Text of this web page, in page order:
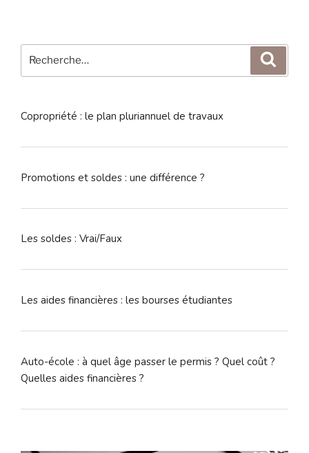
pour
Copropriété : le plan pluriannuel de travaux
Promotions et soldes : une différence ?
Les soldes : Vrai/Faux
Les aides financières : les bourses étudiantes
Auto-école : à quel âge passer le permis ? Quel coût ?
Quelles aides financières ?